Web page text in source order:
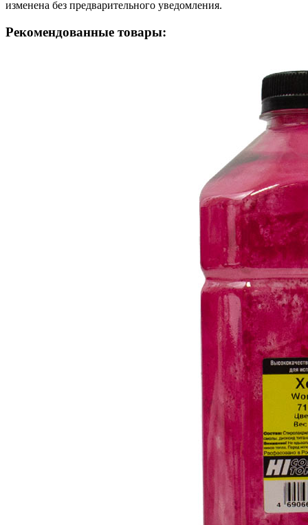
изменена без предварительного уведомления.
Рекомендованные товары: